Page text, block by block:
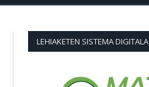
LEHIAKETEN SISTEMA DIGITALA